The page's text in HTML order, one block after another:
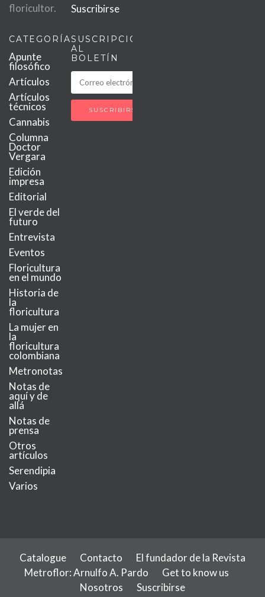
floricultor.
Suscribirse
CATEGORÍAS
Apunte
filosófico
Artículos
Artículos
técnicos
Cannabis
Columna
Doctor
Vergara
Edición
impresa
Editorial
El verde del
futuro
Entrevista
Eventos
Floricultura
en el mundo
Historia de
la
floricultura
La mujer en
la
floricultura
colombiana
Metronotas
Notas de
aquí y de
allá
Notas de
prensa
Otros
artículos
Serendipia
Varios
SUSCRIPCIÓN
AL
BOLETÍN
Catalogue Contacto
El fundador de la Revista
Metroflor: Arnulfo A. Pardo
Get to know us
Nosotros
Suscribirse